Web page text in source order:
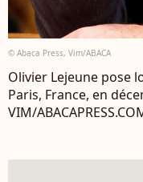
© Abaca Press, Vim/ABACA
Olivier Lejeune pose
Paris, France, en
VIM/